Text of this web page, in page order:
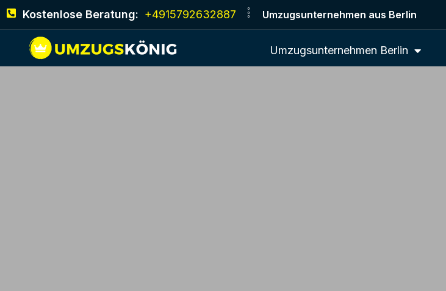
Kostenlose Beratung: +4915792632887 Umzugsunternehmen aus Berlin
Umzugsunternehmen Berlin